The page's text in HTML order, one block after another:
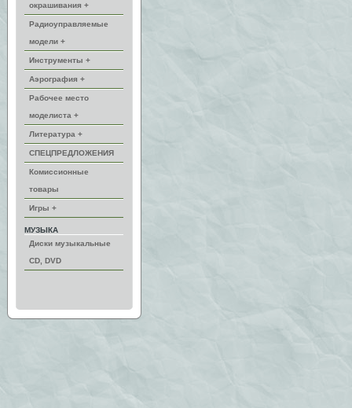
окрашивания +
Радиоуправляемые
модели +
Инструменты +
Аэрография +
Рабочее место
моделиста +
Литература +
СПЕЦПРЕДЛОЖЕНИЯ
Комиссионные
товары
Игры +
МУЗЫКА
Диски музыкальные
CD, DVD